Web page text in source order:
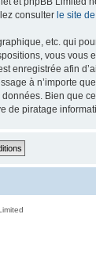
consulter le site
etc. qui
vous vous
enregistrée afin
à n’importe
Bien que
de piratage